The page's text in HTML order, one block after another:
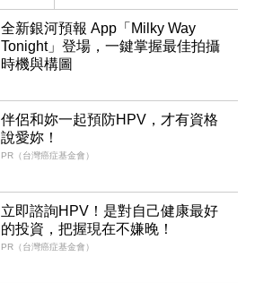
全新銀河預報 App「Milky Way
Tonight」登場，一鍵掌握最佳拍攝
時機與構圖
伴侶和妳一起預防HPV，才有資格
說愛妳！
PR（台灣癌症基金會）
立即諮詢HPV！是對自己健康最好
的投資，把握現在不嫌晚！
PR（台灣癌症基金會）